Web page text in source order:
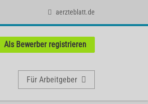
aerzteblatt.de
Als Bewerber registrieren
Für Arbeitgeber